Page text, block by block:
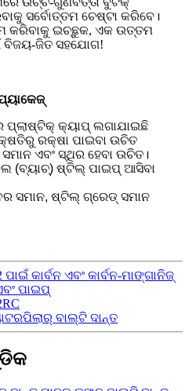
ସର୍ବୋତ୍ତମ ଚେଷ୍ଟା କରିବେ।
କରିବାକୁ ଇଚ୍ଛୁକ, ଏକ ଉତ୍ତମ
ବିଜୟ-ଜିତ ସହଯୋଗ!
ପ୍ଲାଷ୍ଟିକ୍ କ୍ୟାପ୍ ଲଗାଯାଇଛି
ରକ୍ଷା ପାଇବା ଉଚିତ
ଏବଂ ସ୍ଥିର ହେବା ଉଚିତ।
(ବ୍ୟାଚ୍) ଷ୍ଟିଲ୍ ପାଇପ୍ ଆସିବା
ସମାନ, ଷ୍ଟିଲ୍ ଗ୍ରେଡ୍ ସମାନ
ପାଇଁ କାର୍ବନ ଏବଂ କାର୍ବନ-ମାଙ୍ଗାନିଜ୍
ପାଇପ୍
ବାଲ୍ଟି ଦାନ୍ତ